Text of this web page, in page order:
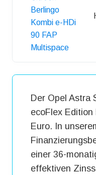
Berlingo
Kombi e-HDi
90 FAP
Multispace
Der Opel Astra
ecoFlex
Euro. In
einer 36-
effektiven